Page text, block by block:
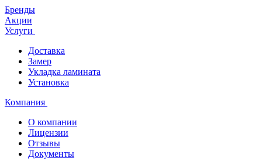
Бренды
Акции
Услуги
Доставка
Замер
Укладка ламината
Установка
Компания
О компании
Лицензии
Отзывы
Документы